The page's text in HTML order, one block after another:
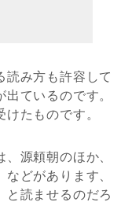
み方も許容して
ているのです。
たものです。
源頼朝のほか、
どがあります、
読ませるのだろ